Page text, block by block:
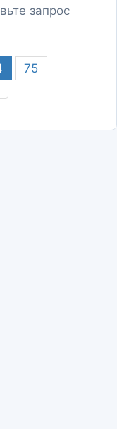
запрос
75